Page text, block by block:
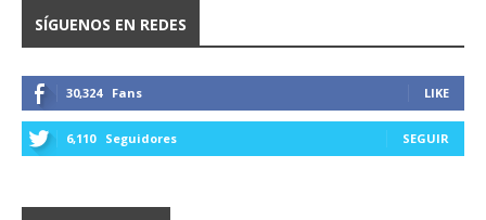
SÍGUENOS EN REDES
30,324 Fans LIKE
6,110 Seguidores SEGUIR